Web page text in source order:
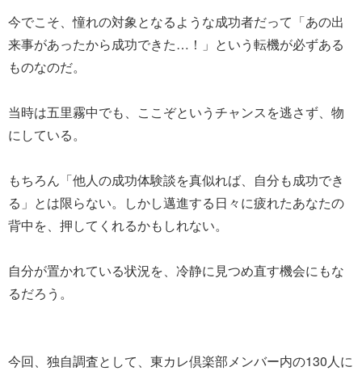
今でこそ、憧れの対象となるような成功者だって「あの出
来事があったから成功できた…！」という転機が必ずある
ものなのだ。
当時は五里霧中でも、ここぞというチャンスを逃さず、物
にしている。
もちろん「他人の成功体験談を真似れば、自分も成功でき
る」とは限らない。しかし邁進する日々に疲れたあなたの
背中を、押してくれるかもしれない。
自分が置かれている状況を、冷静に見つめ直す機会にもな
るだろう。
今回、独自調査として、東カレ倶楽部メンバー内の130人に